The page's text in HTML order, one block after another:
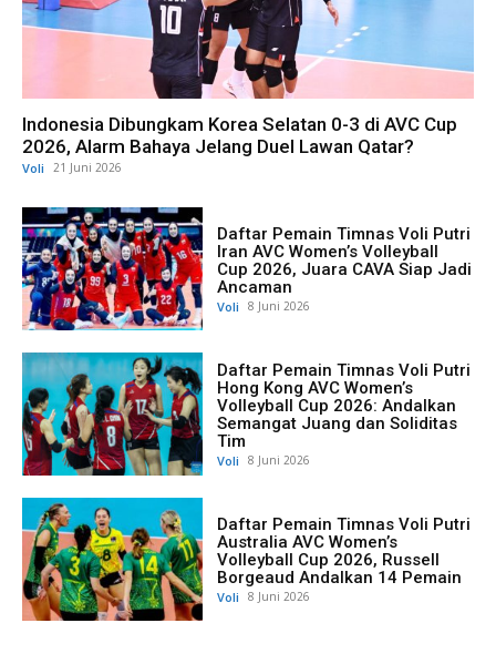
Indonesia Dibungkam Korea Selatan 0-3 di AVC Cup
2026, Alarm Bahaya Jelang Duel Lawan Qatar?
Voli 21 Juni 2026
Daftar Pemain Timnas Voli Putri
Iran AVC Women’s Volleyball
Cup 2026, Juara CAVA Siap Jadi
Ancaman
Voli 8 Juni 2026
Daftar Pemain Timnas Voli Putri
Hong Kong AVC Women’s
Volleyball Cup 2026: Andalkan
Semangat Juang dan Soliditas
Tim
Voli 8 Juni 2026
Daftar Pemain Timnas Voli Putri
Australia AVC Women’s
Volleyball Cup 2026, Russell
Borgeaud Andalkan 14 Pemain
Voli 8 Juni 2026